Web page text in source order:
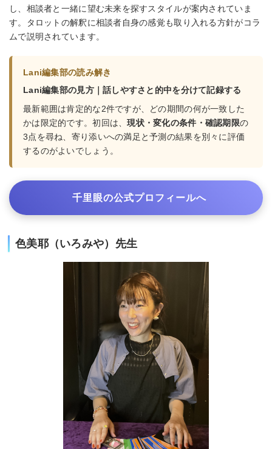
し、相談者と一緒に望む未来を探すスタイルが案内されていま
す。タロットの解釈に相談者自身の感覚も取り入れる方針がコラ
ムで説明されています。
Lani編集部の読み解き
Lani編集部の見方｜話しやすさと的中を分けて記録する
最新範囲は肯定的な2件ですが、どの期間の何が一致した
かは限定的です。初回は、現状・変化の条件・確認期限の
3点を尋ね、寄り添いへの満足と予測の結果を別々に評価
するのがよいでしょう。
千里眼の公式プロフィールへ
色美耶（いろみや）先生